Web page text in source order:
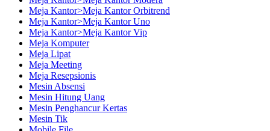
Meja Kantor>Meja Kantor Orbitrend
Meja Kantor>Meja Kantor Uno
Meja Kantor>Meja Kantor Vip
Meja Komputer
Meja Lipat
Meja Meeting
Meja Resepsionis
Mesin Absensi
Mesin Hitung Uang
Mesin Penghancur Kertas
Mesin Tik